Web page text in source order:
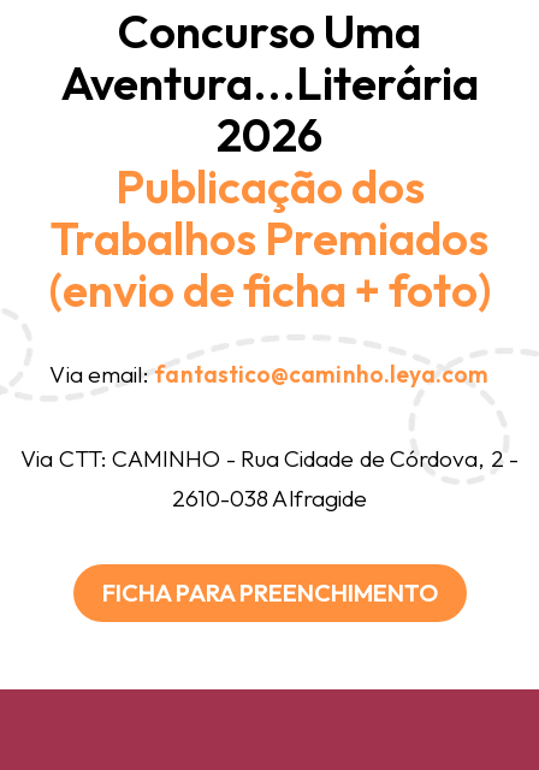
Concurso Uma
Aventura...Literária
2026
Publicação dos
Trabalhos Premiados
(envio de ficha + foto)
Via email:fantastico@caminho.leya.com
Via CTT: CAMINHO - Rua Cidade de Córdova, 2 -
2610-038 Alfragide
FICHA PARA PREENCHIMENTO